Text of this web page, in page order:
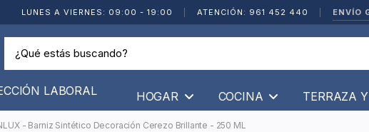
LUNES A VIERNES: 09:00 - 19:00 ATENCIÓN: 961 452 440 ENVÍO
LABORAL HOGAR COCINA TERRAZA
- Barniz Sintético Decoración Cerezo Brillante - 250 ML